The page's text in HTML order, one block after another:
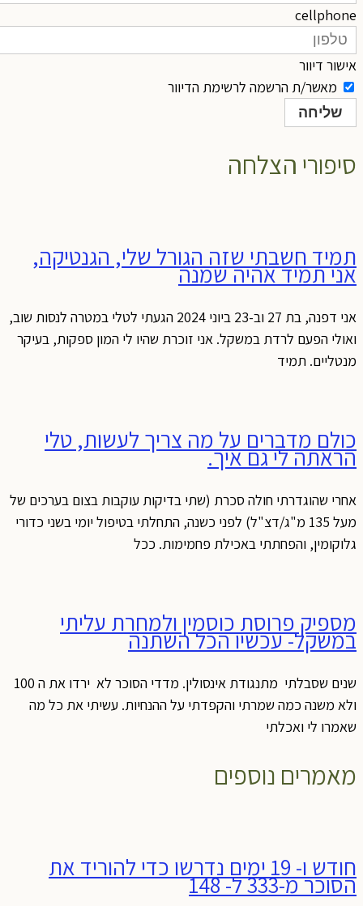
דיוור
מאשר/ת הרשמה לרשימת הדיוור
שליחה
הצלחה
חשבתי שזה הגורל שלי, הגנטיקה,
תמיד אהיה שמנה
אני דפנה, בת 27 וב-23 ביוני 2024 הגעתי לטלי במטרה לנסות שוב,
הפעם לרדת במשקל. אני זוכרת שהיו לי המון ספקות, בעיקר
תמיד
מדברים על מה צריך לעשות, טלי
לי גם איך.
שהוגדרתי חולה סכרת (שתי בדיקות עוקבות בצום בערכים של
מעל 135 מ"ג/דצ"ל) לפני כשנה, התחלתי בטיפול יומי בשני כדורי
והפחתתי באכילת פחמימות. ככל
פרוסת כוסמין ולמחרת עליתי
עכשיו הכל השתנה
שנים שסבלתי מתנגודת אינסולין. מדדי הסוכר לא ירדו את ה 100
משנה כמה שמרתי והקפדתי על ההנחיות. עשיתי את כל מה
לי ואכלתי
נוספים
חודש ו- 19 ימים נדרשו כדי להוריד את
מ-333 ל- 148